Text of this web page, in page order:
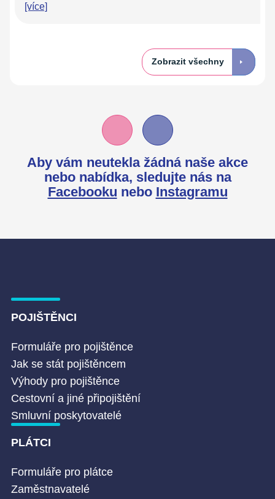
[více]
Zobrazit všechny
Aby vám neutekla žádná naše akce
nebo nabídka, sledujte nás na
Facebooku nebo Instagramu
POJIŠTĚNCI
Formuláře pro pojištěnce
Jak se stát pojištěncem
Výhody pro pojištěnce
Cestovní a jiné připojištění
Smluvní poskytovatelé
PLÁTCI
Formuláře pro plátce
Zaměstnavatelé